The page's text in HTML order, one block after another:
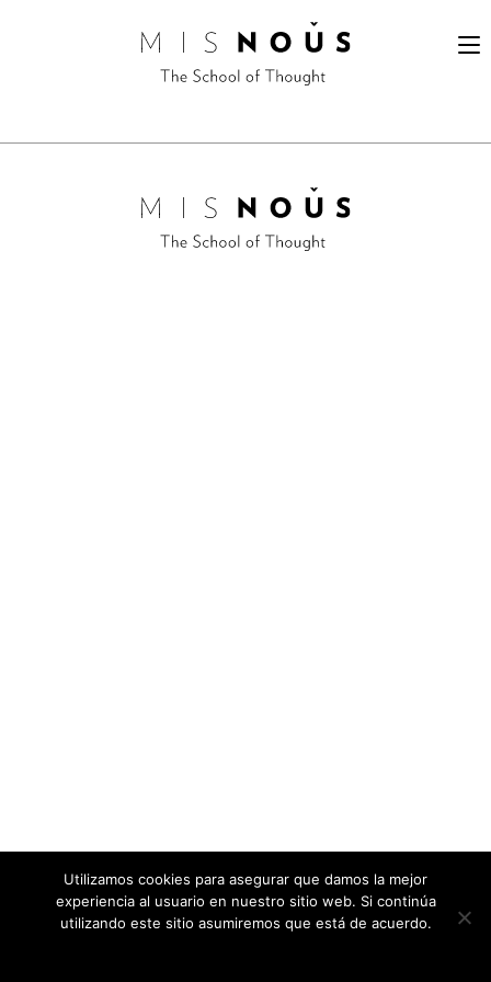
Utilizamos cookies para asegurar que damos la mejor
experiencia al usuario en nuestro sitio web. Si continúa
utilizando este sitio asumiremos que está de acuerdo.